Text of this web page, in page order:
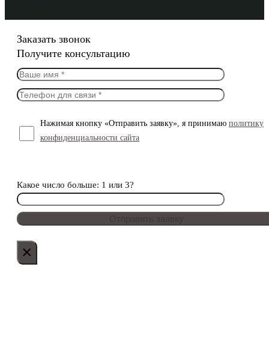
Заказать звонок
Получите консультацию
Нажимая кнопку «Отправить заявку», я принимаю политику
конфиденциальности сайта
Какое число больше: 1 или 3?
×